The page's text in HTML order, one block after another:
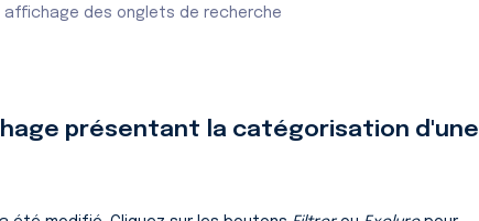
affichage des onglets de recherche
présentant la catégorisation d'une